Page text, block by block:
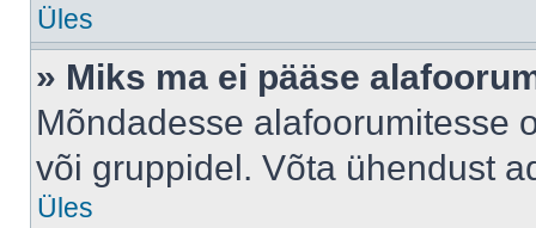
Üles
» Miks ma ei pääse
Mõndadesse alafoorumitesse
või gruppidel. Võta ühendust
Üles